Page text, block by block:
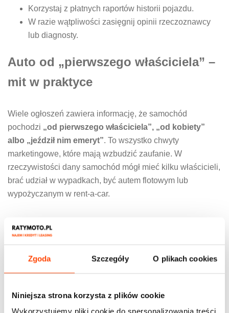
Zgoda Szczegóły O plikach cookies
Niniejsza strona korzysta z plików cookie
Wykorzystujemy pliki cookie do spersonalizowania treści
Korzystaj z płatnych raportów historii pojazdu.
W razie wątpliwości zasięgnij opinii rzeczoznawcy
lub diagnosty.
Auto od „pierwszego właściciela” –
mit w praktyce
Wiele ogłoszeń zawiera informację, że samochód
pochodzi „od pierwszego właściciela”, „od kobiety”
albo „jeździł nim emeryt”. To wszystko chwyty
marketingowe, które mają wzbudzić zaufanie. W
rzeczywistości dany samochód mógł mieć kilku właścicieli,
brać udział w wypadkach, być autem flotowym lub
wypożyczanym w rent-a-car.
serwis przeprowadzany jest tylko w zakresie
Samochody po wypożyczalniach mogą być mocno